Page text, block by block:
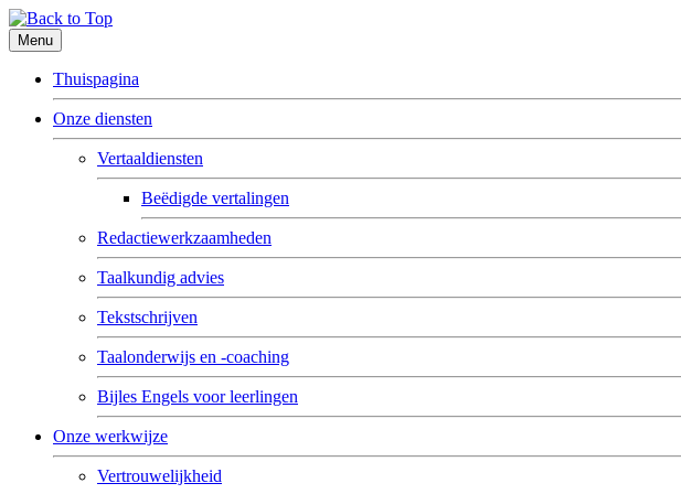
Menu
Thuispagina
Onze diensten
Vertaaldiensten
Beëdigde vertalingen
Redactiewerkzaamheden
Taalkundig advies
Tekstschrijven
Taalonderwijs en -coaching
Bijles Engels voor leerlingen
Onze werkwijze
Vertrouwelijkheid